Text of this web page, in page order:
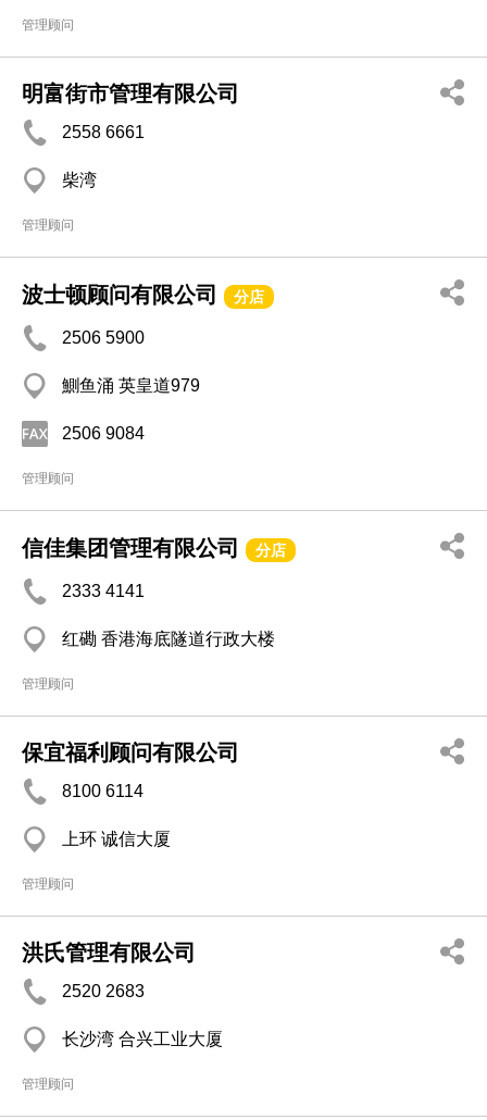
管理顾问
明富街市管理有限公司
2558 6661
柴湾
管理顾问
波士顿顾问有限公司 分店
2506 5900
鰂鱼涌 英皇道979
2506 9084
管理顾问
信佳集团管理有限公司 分店
2333 4141
红磡 香港海底隧道行政大楼
管理顾问
保宜福利顾问有限公司
8100 6114
上环 诚信大厦
管理顾问
洪氏管理有限公司
2520 2683
长沙湾 合兴工业大厦
管理顾问